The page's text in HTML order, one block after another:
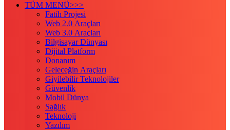
TÜM MENÜ>>>
Fatih Projesi
Web 2.0 Araçları
Web 3.0 Araçları
Bilgisayar Dünyası
Dijital Platform
Donanım
Geleceğin Araçları
Giyilebilir Teknolojiler
Güvenlik
Mobil Dünya
Sağlık
Teknoloji
Yazılım